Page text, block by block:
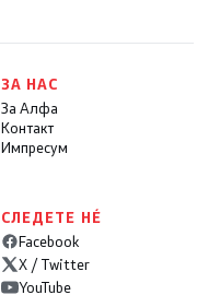
ЗА НАС
За Алфа
Контакт
Импресум
СЛЕДЕТЕ НÉ
Facebook
X / Twitter
YouTube